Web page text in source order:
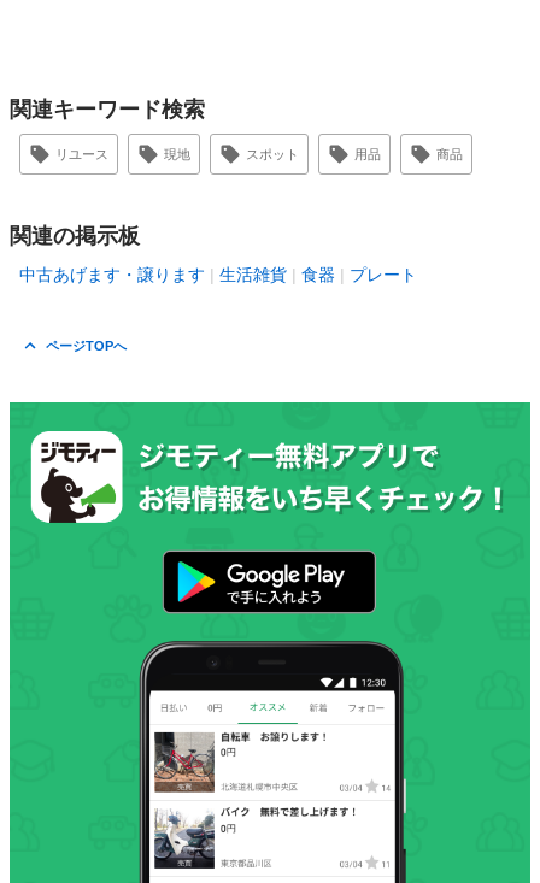
関連キーワード検索
リユース 現地 スポット 用品 商品
関連の掲示板
中古あげます・譲ります 生活雑貨 食器 プレート
ページTOPへ